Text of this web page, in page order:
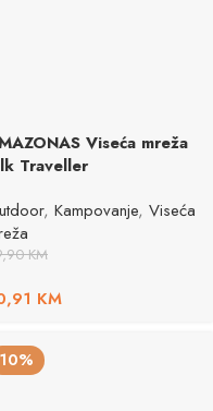
Viseća mreža
Traveller
, Kampovanje, Viseća
KM
KM
10%